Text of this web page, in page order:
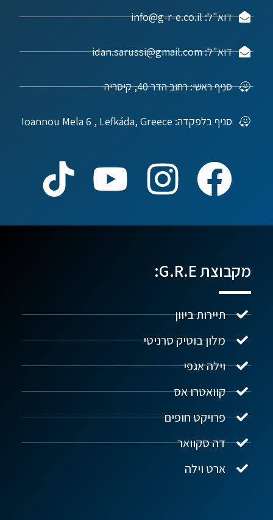
דוא"ל: info@g-r-e.co.il
דוא"ל: idan.sarussi@gmail.com
סניף ראשי: רחוב הדר 40, קיסריה
סניף בלפקדה: Ioannou Mela 6 , Lefkáda, Greece
מקבוצת G.R.E:
תיירות ביוון
מלון בוטיק סרניטי
וילה אגפי
קוואטרו אס
פרויקט חופים
דה סקוואר
ארט וילה
נדל"ן ביוון G.R.E
שלום! איך אפשר לעזור?